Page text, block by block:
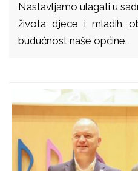
Nastavljamo ulagati u
života djece i mladih
budućnost naše općine.